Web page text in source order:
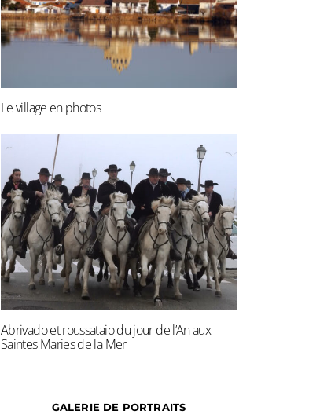
Le village en photos
Abrivado et roussataio du jour de l’An aux
Saintes Maries de la Mer
GALERIE DE PORTRAITS